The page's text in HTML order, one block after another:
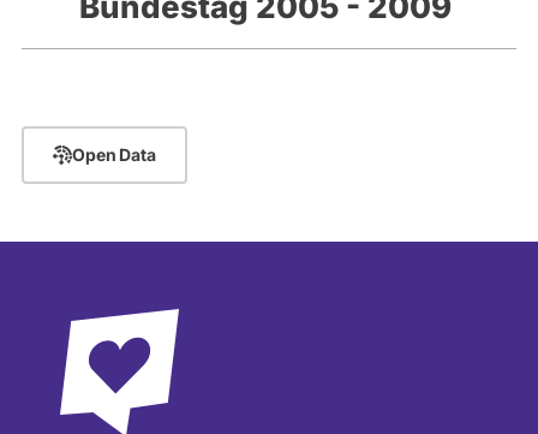
Open Data